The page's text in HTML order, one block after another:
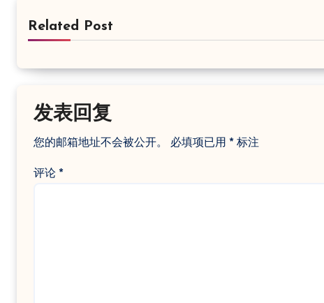
Related Post
发表回复
您的邮箱地址不会被公开。 必填项已用 * 标注
评论 *